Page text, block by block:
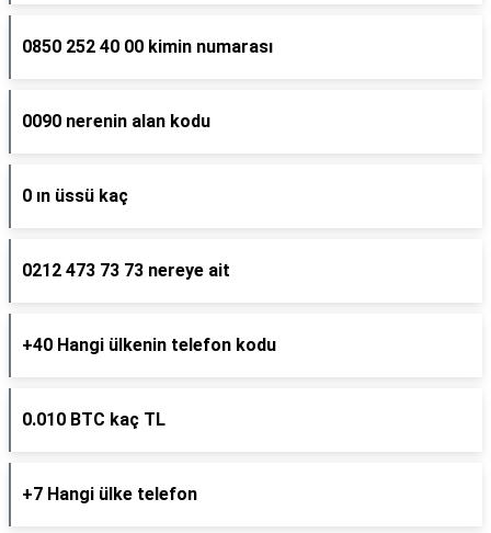
0850 252 40 00 kimin numarası
0090 nerenin alan kodu
0 ın üssü kaç
0212 473 73 73 nereye ait
+40 Hangi ülkenin telefon kodu
0.010 BTC kaç TL
+7 Hangi ülke telefon